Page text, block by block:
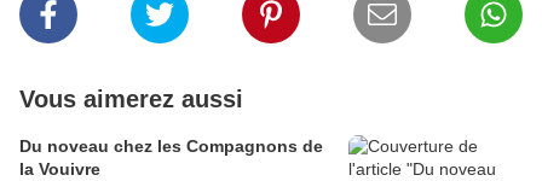
Vous aimerez aussi
Du noveau chez les Compagnons de
la Vouivre